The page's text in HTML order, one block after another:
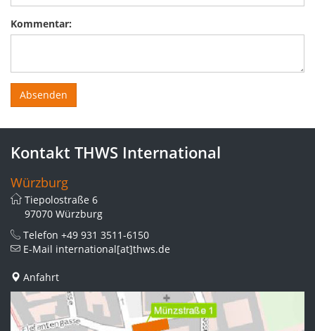
Kommentar:
Kontakt THWS International
Würzburg
Tiepolostraße 6
97070 Würzburg
Telefon +49 931 3511-6150
E-Mail international[at]thws.de
Anfahrt